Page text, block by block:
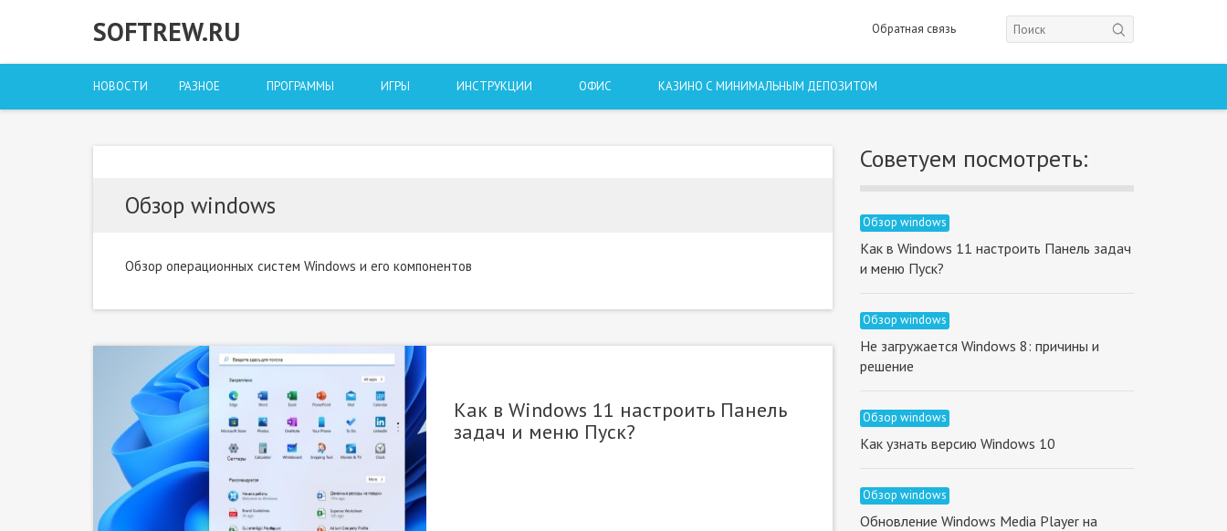
SOFTREW.RU Обратная связь
НОВОСТИ РАЗНОЕ ПРОГРАММЫ ИГРЫ ИНСТРУКЦИИ ОФИС КАЗИНО С МИНИМАЛЬНЫМ ДЕПОЗИТОМ
Обзор windows
Обзор операционных систем Windows и его компонентов
Как в Windows 11 настроить Панель
задач и меню Пуск?
Советуем посмотреть:
Обзор windows
Как в Windows 11 настроить Панель задач
и меню Пуск?
Обзор windows
Не загружается Windows 8: причины и
решение
Обзор windows
Как узнать версию Windows 10
Обзор windows
Обновление Windows Media Player на